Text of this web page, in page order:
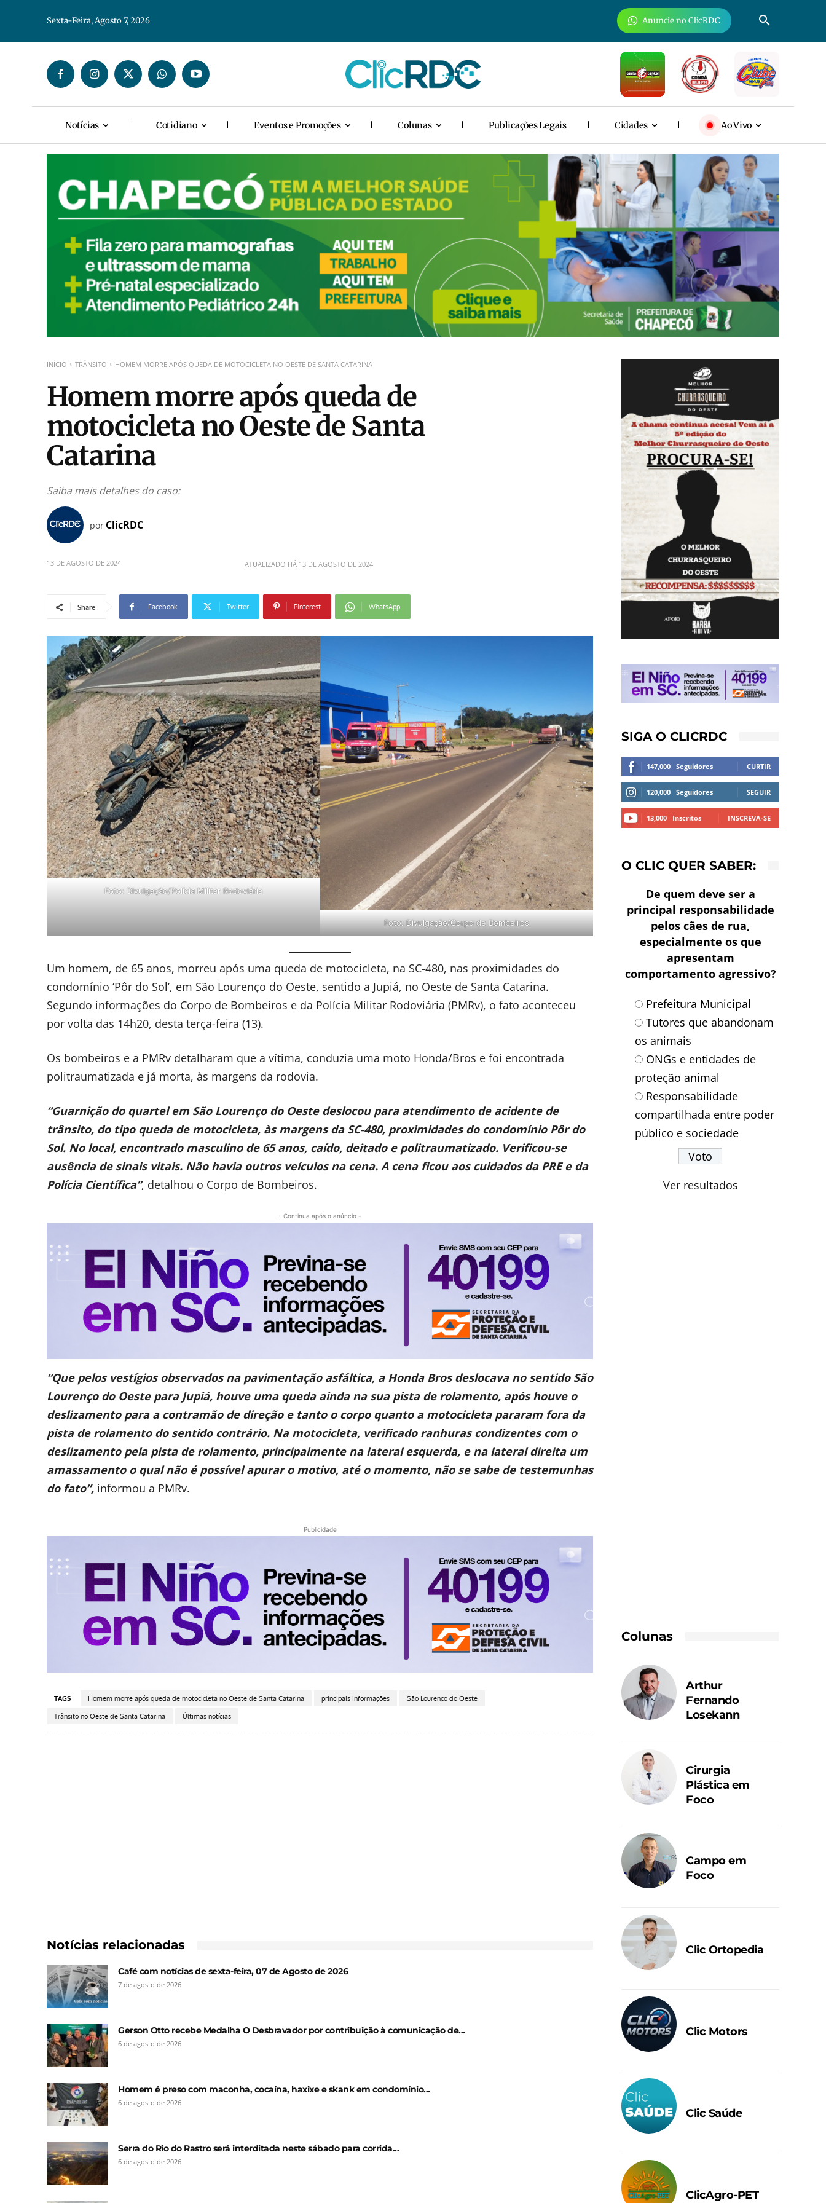
Sexta-Feira, Agosto 7, 2026 Anuncie no ClicRDC
Notícias Cotidiano Eventos e Promoções Colunas Publicações Legais Cidades Ao Vivo
INÍCIO TRÂNSITO HOMEM MORRE APÓS QUEDA DE MOTOCICLETA NO OESTE DE SANTA CATARINA
Homem morre após queda de
motocicleta no Oeste de Santa
Catarina
Saiba mais detalhes do caso:
por ClicRDC
13 DE AGOSTO DE 2024 ATUALIZADO HÁ 13 DE AGOSTO DE 2024
Share Facebook Twitter Pinterest WhatsApp
Foto: Divulgação/Polícia Militar Rodoviária
Foto: Divulgação/Corpo de Bombeiros
Um homem, de 65 anos, morreu após uma queda de motocicleta, na SC-480, nas proximidades do
condomínio ‘Pôr do Sol’, em São Lourenço do Oeste, sentido a Jupiá, no Oeste de Santa Catarina.
Segundo informações do Corpo de Bombeiros e da Polícia Militar Rodoviária (PMRv), o fato aconteceu
por volta das 14h20, desta terça-feira (13).
Os bombeiros e a PMRv detalharam que a vítima, conduzia uma moto Honda/Bros e foi encontrada
politraumatizada e já morta, às margens da rodovia.
“Guarnição do quartel em São Lourenço do Oeste deslocou para atendimento de acidente de
trânsito, do tipo queda de motocicleta, às margens da SC-480, proximidades do condomínio Pôr do
Sol. No local, encontrado masculino de 65 anos, caído, deitado e politraumatizado. Verificou-se
ausência de sinais vitais. Não havia outros veículos na cena. A cena ficou aos cuidados da PRE e da
Polícia Científica”, detalhou o Corpo de Bombeiros.
- Continua após o anúncio -
“Que pelos vestígios observados na pavimentação asfáltica, a Honda Bros deslocava no sentido São
Lourenço do Oeste para Jupiá, houve uma queda ainda na sua pista de rolamento, após houve o
deslizamento para a contramão de direção e tanto o corpo quanto a motocicleta pararam fora da
pista de rolamento do sentido contrário. Na motocicleta, verificado ranhuras condizentes com o
deslizamento pela pista de rolamento, principalmente na lateral esquerda, e na lateral direita um
amassamento o qual não é possível apurar o motivo, até o momento, não se sabe de testemunhas
do fato”, informou a PMRv.
Publicidade
TAGS Homem morre após queda de motocicleta no Oeste de Santa Catarina principais informações São Lourenço do Oeste
Trânsito no Oeste de Santa Catarina Últimas notícias
Notícias relacionadas
Café com notícias de sexta-feira, 07 de Agosto de 2026
7 de agosto de 2026
Gerson Otto recebe Medalha O Desbravador por contribuição à comunicação de...
6 de agosto de 2026
Homem é preso com maconha, cocaína, haxixe e skank em condomínio...
6 de agosto de 2026
Serra do Rio do Rastro será interditada neste sábado para corrida...
6 de agosto de 2026
SIGA O CLICRDC
147,000 Seguidores CURTIR
120,000 Seguidores SEGUIR
13,000 Inscritos INSCREVA-SE
O CLIC QUER SABER:
De quem deve ser a
principal responsabilidade
pelos cães de rua,
especialmente os que
apresentam
comportamento agressivo?
Prefeitura Municipal
Tutores que abandonam
os animais
ONGs e entidades de
proteção animal
Responsabilidade
compartilhada entre poder
público e sociedade
Ver resultados
Colunas
Arthur
Fernando
Losekann
Cirurgia
Plástica em
Foco
Campo em
Foco
Clic Ortopedia
Clic Motors
Clic Saúde
ClicAgro-PET